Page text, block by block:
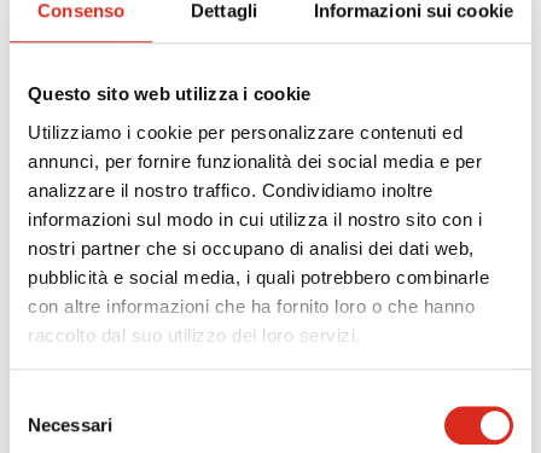
Consenso Dettagli Informazioni sui cookie
Questo sito web utilizza i cookie
Utilizziamo i cookie per personalizzare contenuti ed
annunci, per fornire funzionalità dei social media e per
analizzare il nostro traffico. Condividiamo inoltre
informazioni sul modo in cui utilizza il nostro sito con i
nostri partner che si occupano di analisi dei dati web,
pubblicità e social media, i quali potrebbero combinarle
con altre informazioni che ha fornito loro o che hanno
raccolto dal suo utilizzo dei loro servizi.
delNecessari
Valutazione Food Defence e Food Fraud,
mediante un idoneo Risk Assessment
Le Principali Aziende del Settore Food e non solo
certificate con schemi/standard riconosciuti GFSI
(Es. IFS, IFS LOGISTIC, BRC, FSSC22000, etc..) e
secondo la normativa FDA (export USA) devono
sempre di più adottare delle procedure per
prevenire i pericoli correlati a Food e Defence e
Food Fraud.